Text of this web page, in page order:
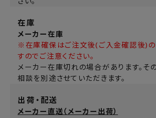
在庫
メーカー在庫
※在庫確保はご注文後(ご入金確認後)の
すのでご注意ください。
メーカー在庫切れの場合があります。そ
相談を別途させていただきます。
出荷・配送
メーカー直送（メーカー出荷）